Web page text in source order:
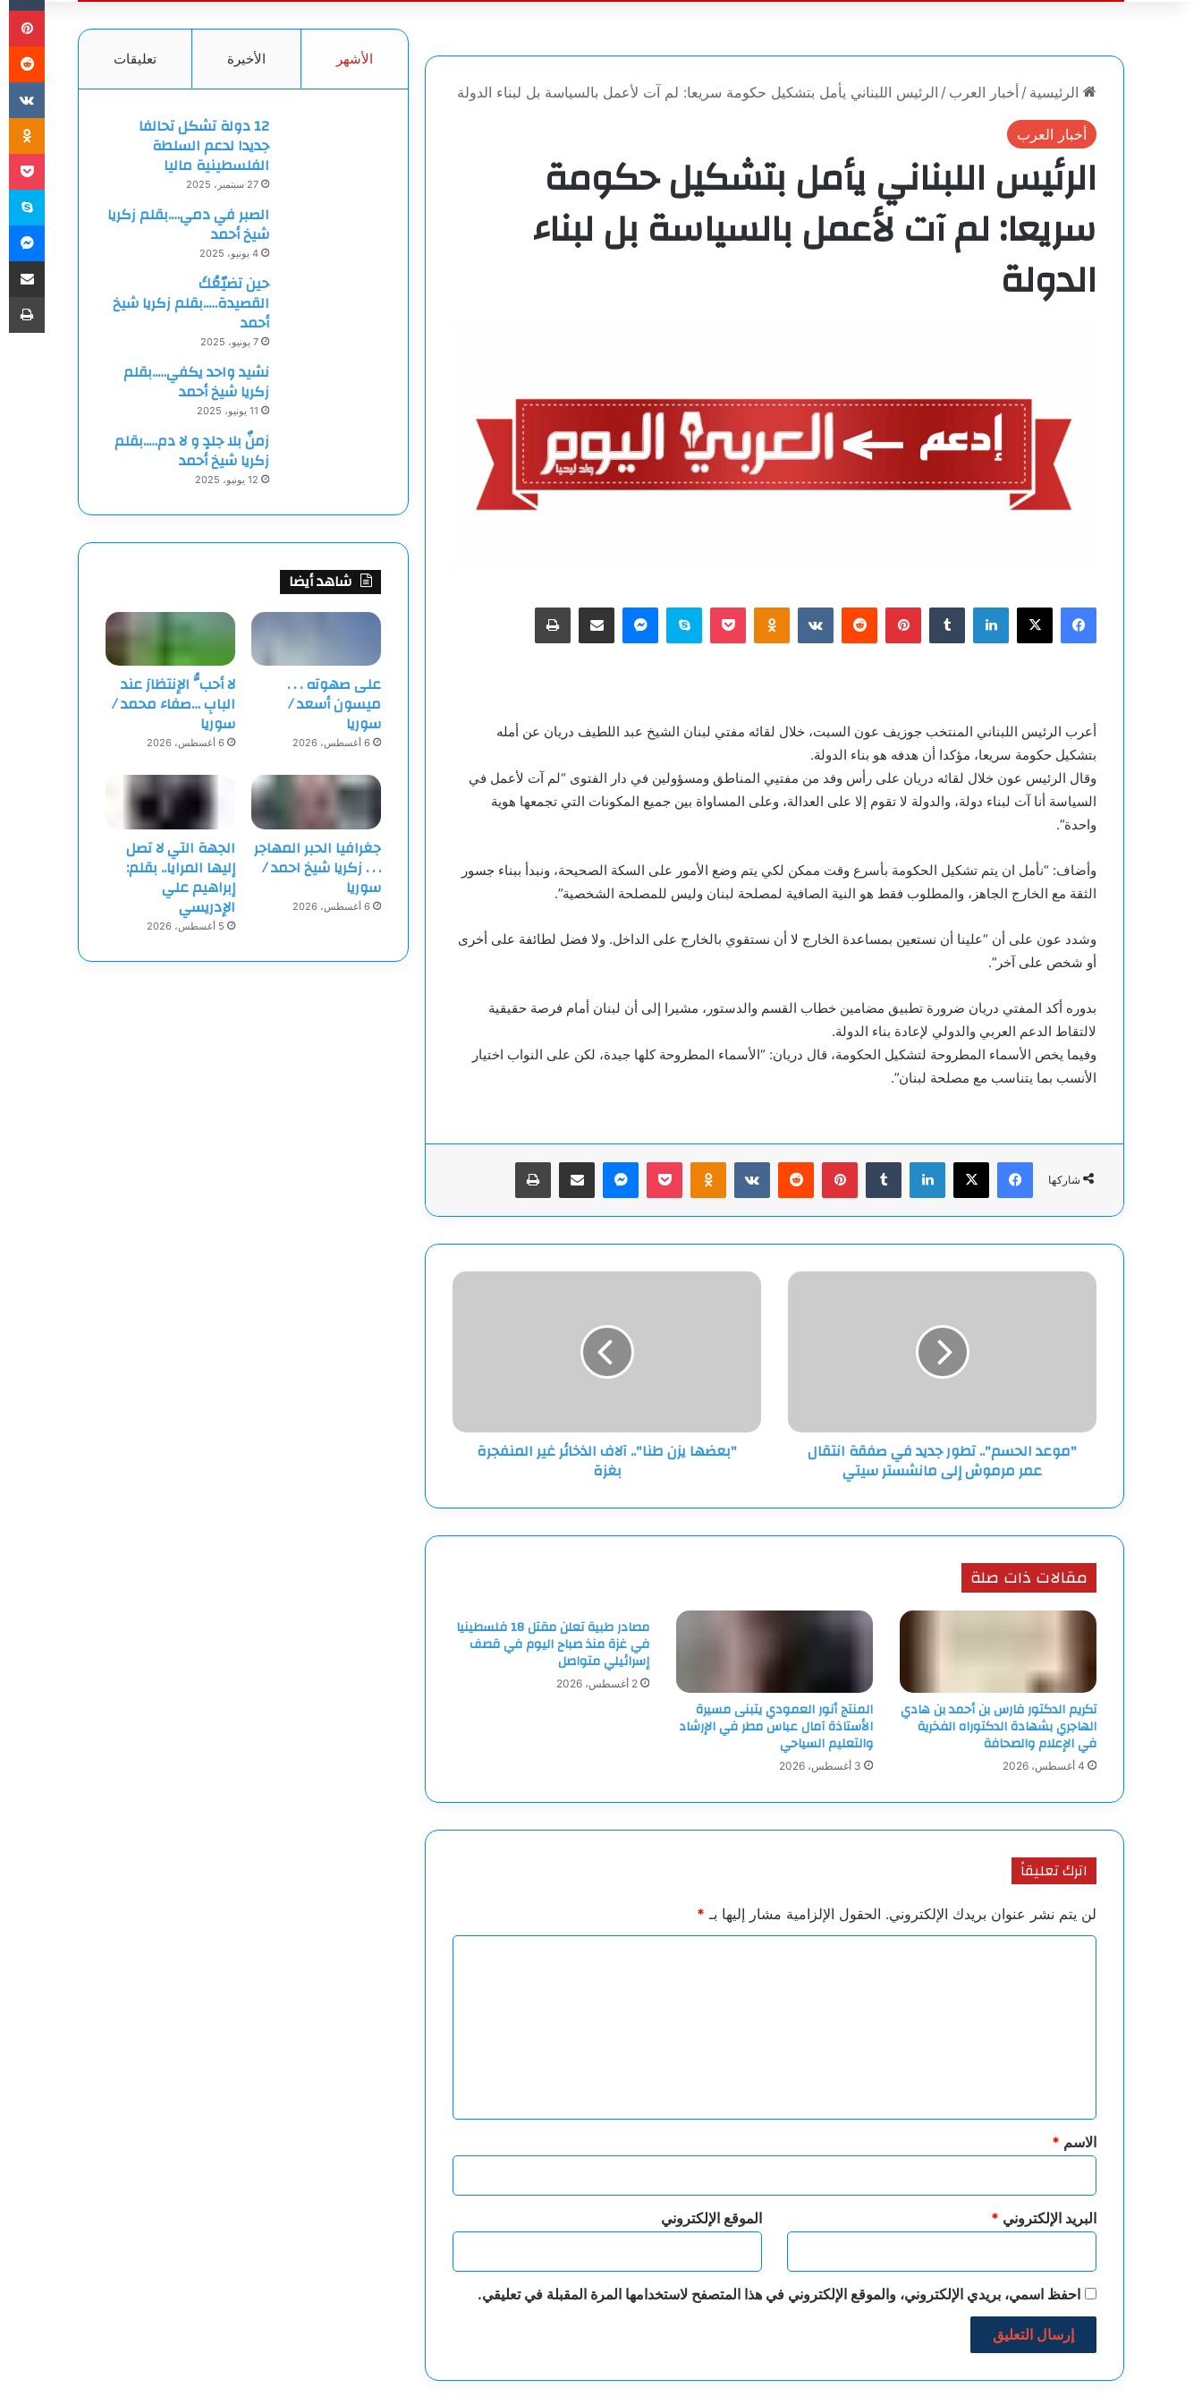
عن
الرئيسية / أخبار العرب / الرئيس اللبناني يأمل بتشكيل حكومة سريعا: لم آت لأعمل بالسياسة بل لبناء الدولة
أخبار العرب
الرئيس اللبناني يأمل بتشكيل حكومة
سريعا: لم آت لأعمل بالسياسة بل لبناء
الدولة
فيسبوك
‫X لينكدإن بينتيريست Odnoklassniki
‫Pocketسكايبماسنجرمشاركة عبر البريد طباعة
أعرب الرئيس اللبناني المنتخب جوزيف عون السبت، خلال لقائه مفتي لبنان الشيخ عبد اللطيف دريان عن أمله
بتشكيل حكومة سريعا، مؤكدا أن هدفه هو بناء الدولة.
وقال الرئيس عون خلال لقائه دريان على رأس وفد من مفتيي المناطق ومسؤولين في دار الفتوى “لم آت لأعمل في
السياسة أنا آت لبناء دولة، والدولة لا تقوم إلا على العدالة، وعلى المساواة بين جميع المكونات التي تجمعها هوية
واحدة”.
وأضاف: “نأمل ان يتم تشكيل الحكومة بأسرع وقت ممكن لكي يتم وضع الأمور على السكة الصحيحة، ونبدأ ببناء جسور
الثقة مع الخارج الجاهز، والمطلوب فقط هو النية الصافية لمصلحة لبنان وليس للمصلحة الشخصية”.
وشدد عون على أن “علينا أن نستعين بمساعدة الخارج لا أن نستقوي بالخارج على الداخل. ولا فضل لطائفة على أخرى
أو شخص على آخر”.
بدوره أكد المفتي دريان ضرورة تطبيق مضامين خطاب القسم والدستور، مشيرا إلى أن لبنان أمام فرصة حقيقية
لالتقاط الدعم العربي والدولي لإعادة بناء الدولة.
وفيما يخص الأسماء المطروحة لتشكيل الحكومة، قال دريان: “الأسماء المطروحة كلها جيدة، لكن على النواب اختيار
الأنسب بما يتناسب مع مصلحة لبنان”.
شاركها
فيسبوك
‫X لينكدإن بينتيريست Odnoklassniki
‫Pocketماسنجرمشاركة عبر البريد طباعة
"موعد
مرموش
"موعد الحسم".. تطور جديد في صفقة انتقال
عمر مرموش إلى مانشستر سيتي
"بعضها
"بعضها يزن طنا".. آلاف الذخائر غير المنفجرة
بغزة
مقالات ذات صلة
تكريم الدكتور فارس بن أحمد بن هادي
الهاجري بشهادة الدكتوراه الفخرية
في الإعلام والصحافة
4 أغسطس، 2026
المنتج أنور العمودي يتبنى مسيرة
الأستاذة آمال عباس مطر في الإرشاد
والتعليم السياحي
3 أغسطس، 2026
مصادر طبية تعلن مقتل 18 فلسطينيا
في غزة منذ صباح اليوم في قصف
إسرائيلي متواصل
2 أغسطس، 2026
اترك تعليقاً
لن يتم نشر عنوان بريدك الإلكتروني. الحقول الإلزامية مشار إليها بـ *
*
الاسم *
البريد الإلكتروني * الموقع الإلكتروني
احفظ اسمي، بريدي الإلكتروني، والموقع الإلكتروني في هذا المتصفح لاستخدامها المرة المقبلة في تعليقي.
الأشهر الأخيرة تعليقات
12 دولة تشكل تحالفا
جديدا لدعم السلطة
الفلسطينية ماليا
27 سبتمبر، 2025
الصبر في دمي….بقلم زكريا
شيخ أحمد
4 يونيو، 2025
حين تضيّعُكَ
القصيدة…..بقلم زكريا شيخ
أحمد
7 يونيو، 2025
نشيد واحد يكفي…..بقلم
زكريا شيخ أحمد
11 يونيو، 2025
زمنٌ بلا جلدٍ و لا دم…..بقلم
زكريا شيخ أحمد
12 يونيو، 2025
شاهد أيضا
على صهوته . . .
ميسون أسعد /
سوريا
6 أغسطس، 2026
لا أحبُّ الإنتظارَ عند
البابِ …صفاء محمد /
سوريا
6 أغسطس، 2026
جغرافيا الحبر المهاجر
‏. . . زكريا شيخ احمد /
سوريا
6 أغسطس، 2026
الجهة التي لا تصل
إليها المرايا.. بقلم:
إبراهيم علي
الإدريسي
5 أغسطس، 2026